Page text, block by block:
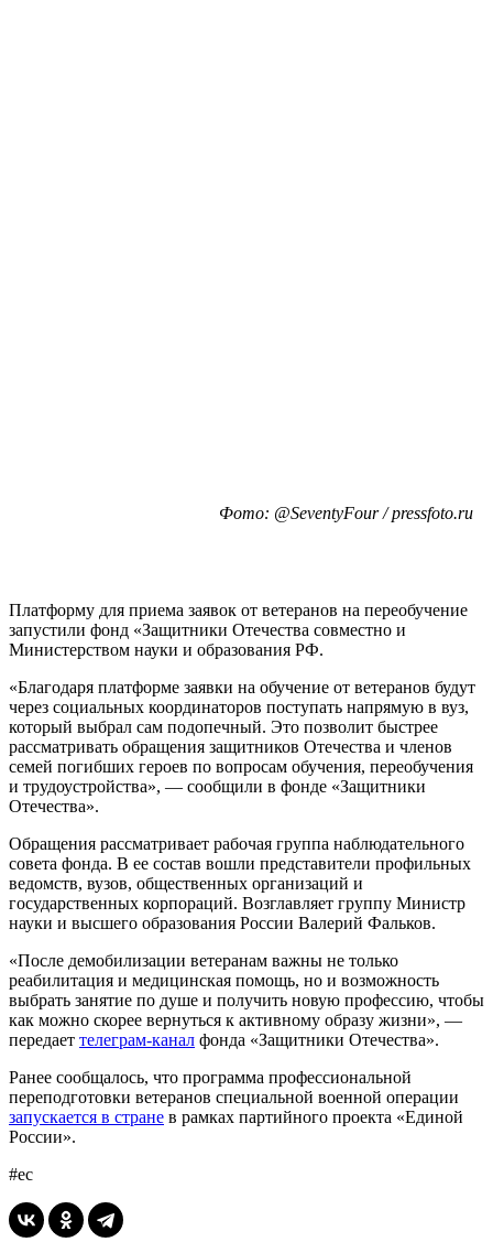
Фото: @SeventyFour / pressfoto.ru
Платформу для приема заявок от ветеранов на переобучение
запустили фонд «Защитники Отечества совместно и
Министерством науки и образования РФ.
«Благодаря платформе заявки на обучение от ветеранов будут
через социальных координаторов поступать напрямую в вуз,
который выбрал сам подопечный. Это позволит быстрее
рассматривать обращения защитников Отечества и членов
семей погибших героев по вопросам обучения, переобучения
и трудоустройства», — сообщили в фонде «Защитники
Отечества».
Обращения рассматривает рабочая группа наблюдательного
совета фонда. В ее состав вошли представители профильных
ведомств, вузов, общественных организаций и
государственных корпораций. Возглавляет группу Министр
науки и высшего образования России Валерий Фальков.
«После демобилизации ветеранам важны не только
реабилитация и медицинская помощь, но и возможность
выбрать занятие по душе и получить новую профессию, чтобы
как можно скорее вернуться к активному образу жизни», —
передает телеграм-канал фонда «Защитники Отечества».
Ранее сообщалось, что программа профессиональной
переподготовки ветеранов специальной военной операции
запускается в стране в рамках партийного проекта «Единой
России».
#ес